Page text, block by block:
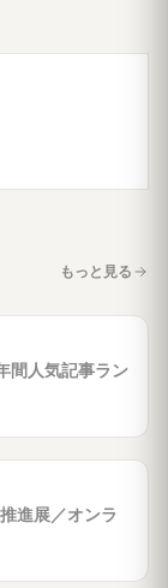
もっと見る
間人気記事ラン
進展／オンラ